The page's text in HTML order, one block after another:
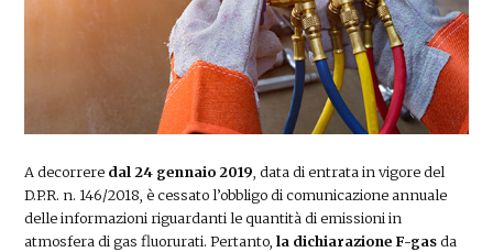
A decorrere dal 24 gennaio 2019, data di entrata in vigore del
D.P.R. n. 146/2018, è cessato l’obbligo di comunicazione annuale
delle informazioni riguardanti le quantità di emissioni in
atmosfera di gas fluorurati. Pertanto,la dichiarazione F-gasda